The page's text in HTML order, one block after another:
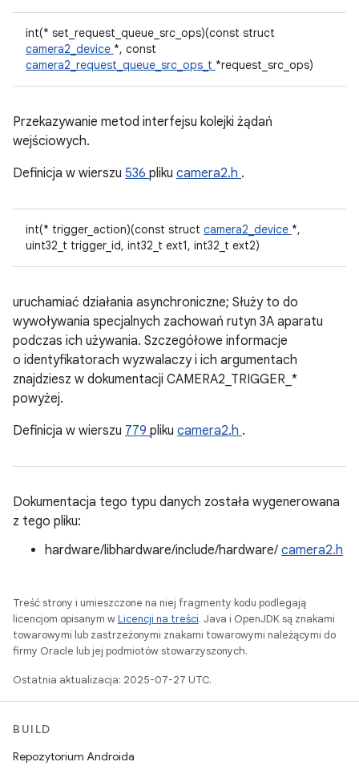
int(* set_request_queue_src_ops)(const struct
camera2_device *, const
camera2_request_queue_src_ops_t *request_src_ops)
Przekazywanie metod interfejsu kolejki żądań
wejściowych.
Definicja w wierszu 536 pliku camera2.h .
int(* trigger_action)(const struct camera2_device *,
uint32_t trigger_id, int32_t ext1, int32_t ext2)
uruchamiać działania asynchroniczne; Służy to do
wywoływania specjalnych zachowań rutyn 3A aparatu
podczas ich używania. Szczegółowe informacje
o identyfikatorach wyzwalaczy i ich argumentach
znajdziesz w dokumentacji CAMERA2_TRIGGER_*
powyżej.
Definicja w wierszu 779 pliku camera2.h .
Dokumentacja tego typu danych została wygenerowana
z tego pliku:
hardware/libhardware/include/hardware/ camera2.h
Treść strony i umieszczone na niej fragmenty kodu podlegają
licencjom opisanym wLicencji na treści. Java i OpenJDK są znakami
towarowymi lub zastrzeżonymi znakami towarowymi należącymi do
firmy Oracle lub jej podmiotów stowarzyszonych.
Ostatnia aktualizacja: 2025-07-27 UTC.
BUILD
Repozytorium Androida